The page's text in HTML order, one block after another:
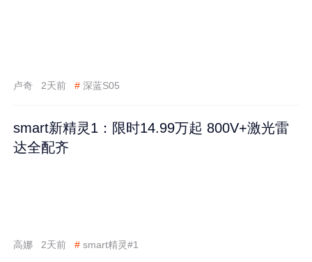
卢奇 2天前 # 深蓝S05
smart新精灵1：限时14.99万起 800V+激光雷
达全配齐
高娜 2天前 # smart精灵#1